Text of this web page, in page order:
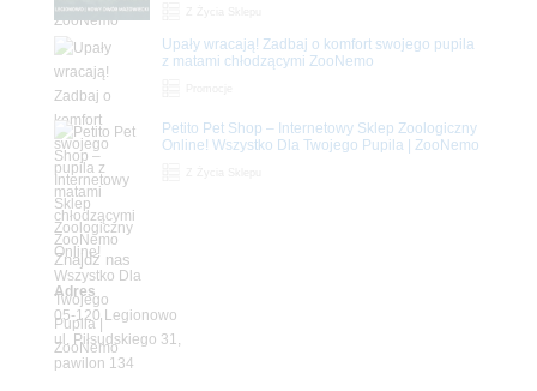
Upały wracają! Zadbaj o komfort swojego pupila
z matami chłodzącymi ZooNemo
Petito Pet Shop – Internetowy Sklep Zoologiczny
Online! Wszystko Dla Twojego Pupila | ZooNemo
Znajdź nas
Adres
05-120 Legionowo
ul. Piłsudskiego 31,
pawilon 134